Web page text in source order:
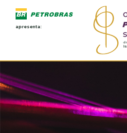
apresenta: